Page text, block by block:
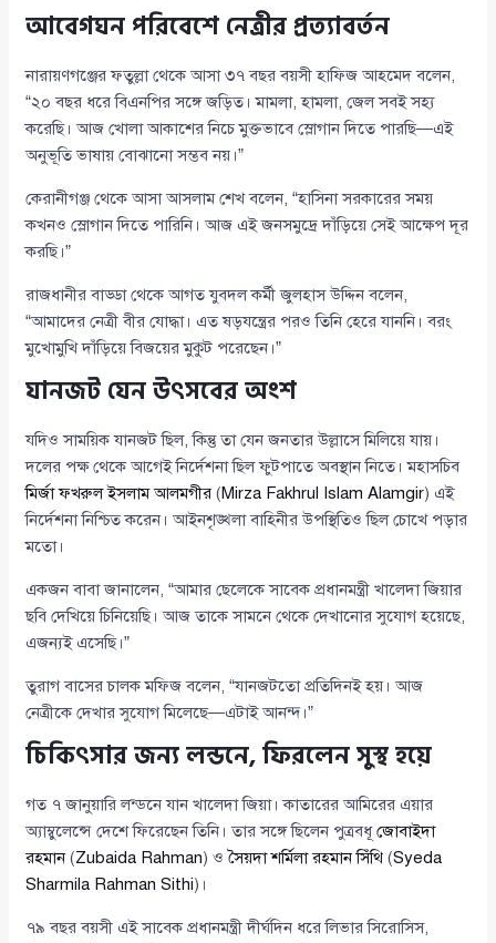
আবেগঘন পরিবেশে নেত্রীর প্রত্যাবর্তন
নারায়ণগঞ্জের ফতুল্লা থেকে আসা ৩৭ বছর বয়সী হাফিজ আহমেদ বলেন,
“২০ বছর ধরে বিএনপির সঙ্গে জড়িত। মামলা, হামলা, জেল সবই সহ্য
করেছি। আজ খোলা আকাশের নিচে মুক্তভাবে স্লোগান দিতে পারছি—এই
অনুভূতি ভাষায় বোঝানো সম্ভব নয়।”
কেরানীগঞ্জ থেকে আসা আসলাম শেখ বলেন, “হাসিনা সরকারের সময়
কখনও স্লোগান দিতে পারিনি। আজ এই জনসমুদ্রে দাঁড়িয়ে সেই আক্ষেপ দূর
করছি।”
রাজধানীর বাড্ডা থেকে আগত যুবদল কর্মী জুলহাস উদ্দিন বলেন,
“আমাদের নেত্রী বীর যোদ্ধা। এত ষড়যন্ত্রের পরও তিনি হেরে যাননি। বরং
মুখোমুখি দাঁড়িয়ে বিজয়ের মুকুট পরেছেন।”
যানজট যেন উৎসবের অংশ
যদিও সাময়িক যানজট ছিল, কিন্তু তা যেন জনতার উল্লাসে মিলিয়ে যায়।
দলের পক্ষ থেকে আগেই নির্দেশনা ছিল ফুটপাতে অবস্থান নিতে। মহাসচিব
মির্জা ফখরুল ইসলাম আলমগীর (Mirza Fakhrul Islam Alamgir) এই
নির্দেশনা নিশ্চিত করেন। আইনশৃঙ্খলা বাহিনীর উপস্থিতিও ছিল চোখে পড়ার
মতো।
একজন বাবা জানালেন, “আমার ছেলেকে সাবেক প্রধানমন্ত্রী খালেদা জিয়ার
ছবি দেখিয়ে চিনিয়েছি। আজ তাকে সামনে থেকে দেখানোর সুযোগ হয়েছে,
এজন্যই এসেছি।”
তুরাগ বাসের চালক মফিজ বলেন, “যানজটতো প্রতিদিনই হয়। আজ
নেত্রীকে দেখার সুযোগ মিলেছে—এটাই আনন্দ।”
চিকিৎসার জন্য লন্ডনে, ফিরলেন সুস্থ হয়ে
গত ৭ জানুয়ারি লন্ডনে যান খালেদা জিয়া। কাতারের আমিরের এয়ার
অ্যাম্বুলেন্সে দেশে ফিরেছেন তিনি। তার সঙ্গে ছিলেন পুত্রবধূজোবাইদা
রহমান(Zubaida Rahman) ওসৈয়দা শর্মিলা রহমান সিঁথি (Syeda
Sharmila Rahman Sithi)।
৭৯ বছর বয়সী এই সাবেক প্রধানমন্ত্রী দীর্ঘদিন ধরে লিভার সিরোসিস,